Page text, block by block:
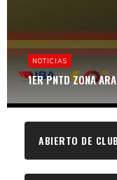
NOTICIAS
1ER PNTD ZONA
ABIERTO DE